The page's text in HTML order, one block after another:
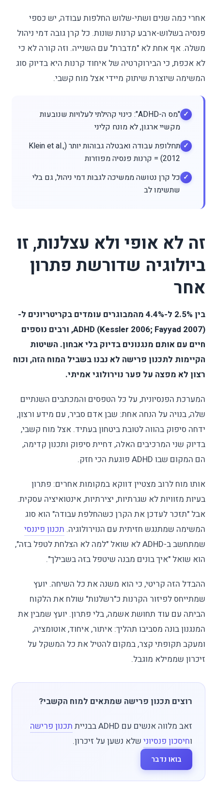
אחרי כמה שנים ושתי-שלוש החלפות עבודה, יש כספי
פנסיה בשלוש-ארבע קרנות שונות. כל קרן גובה דמי ניהול
משלה. אף אחת לא "מדברת" עם השנייה. וזה קורה לא כי
לא אכפת, כי הבירוקרטיה של איחוד קרנות היא בדיוק סוג
המשימה שיוצרת שיתוק מיידי אצל מוח קשבי.
"מס ה-ADHD": כינוי קהילתי לעלויות שנובעות
מקשיי ארגון, לא מונח קליני
תחלופת עבודה ואבטלה גבוהות יותר (Klein et al.,
2012) = קרנות פנסיה מפוזרות
כל קרן נטושה ממשיכה לגבות דמי ניהול, גם בלי
שתשימו לב
זה לא אופי ולא עצלנות, זו
ביולוגיה שדורשת פתרון
אחר
בין 2.5% ל-4.4% מהמבוגרים עומדים בקריטריונים ל-
ADHD (Kessler 2006; Fayyad 2007), ורבים נוספים
חיים עם אותם מנגנונים בדיוק בלי אבחון. השיטות
הקיימות לתכנון פרישה לא נבנו בשביל המוח הזה, וכוח
רצון לא מפצה על פער נוירולוגי אמיתי.
המערכת הפנסיונית, על כל הטפסים והמכתבים השנתיים
שלה, בנויה על הנחה אחת: שבן אדם סביר, עם מידע ורצון,
ידחה סיפוק בהווה לטובת ביטחון בעתיד. אצל מוח קשבי,
בדיוק שני המרכיבים האלה, דחיית סיפוק ותכנון קדימה,
הם המקום שבו ADHD פוגעת הכי חזק.
אותו מוח לרוב מצטיין דווקא במקומות אחרים: פתרון
בעיות מזוויות לא שגרתיות, יצירתיות, אינטואיציה עסקית.
אבל "תזכר לעדכן את הקרן כשהחלפת עבודה" הוא סוג
המשימה שמתנגש חזיתית עם הנוירולוגיה. תכנון פיננסי
שמתחשב ב-ADHD לא שואל "למה לא הצלחת לטפל בזה",
הוא שואל "איך בונים מבנה שיטפל בזה בשבילך".
ההבדל הזה קריטי, כי הוא משנה את כל השיחה. יועץ
שמתייחס לפיזור הקרנות כ"רשלנות" שולח את הלקוח
הביתה עם עוד תחושת אשמה, בלי פתרון. יועץ שמבין את
המנגנון בונה מסביבו תהליך: איתור, איחוד, אוטומציה,
ומעקב תקופתי קצר, במקום להטיל את כל המשקל על
זיכרון שממילא מוגבל.
רוצים תכנון פרישה שמתאים למוח הקשבי?
זאב מלווה אנשים עם ADHD בבניית
תכנון פרישה
וחיסכון פנסיונישלא נשען על זיכרון.
בואו נדבר